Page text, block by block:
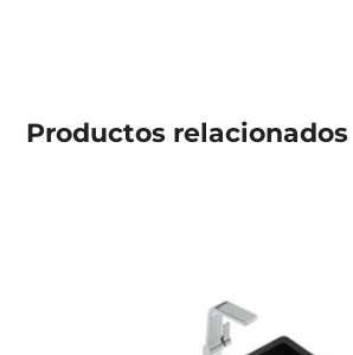
Productos relacionados